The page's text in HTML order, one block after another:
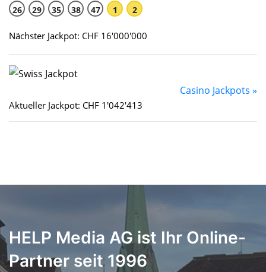
26 29 35 38 47 1 2
Nächster Jackpot: CHF 16'000'000
Casino Jackpots »
Aktueller Jackpot: CHF 1'042'413
HELP Media AG ist Ihr Online-
Partner seit 1996